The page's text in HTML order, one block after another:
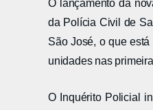
O lançamento da
da Polícia Civil de
São José, o que
unidades nas
O Inquérito Policial